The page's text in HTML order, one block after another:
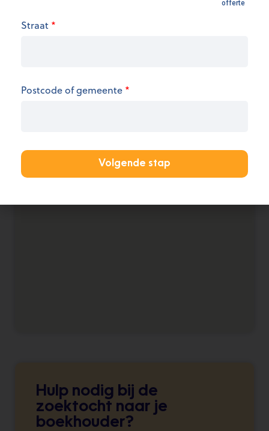
Hulp nodig bij de
zoektocht naar je
boekhouder?
KANTOOR AANMELDEN
Straat *
Postcode of gemeente *
Volgende stap